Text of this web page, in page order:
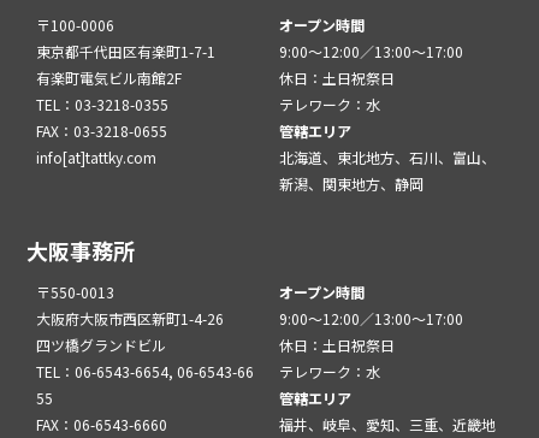
〒100-0006
東京都千代田区有楽町1-7-1
有楽町電気ビル南館2F
TEL：03-3218-0355
FAX：03-3218-0655
info[at]tattky.com
オープン時間
9:00～12:00／13:00～17:00
休日：土日祝祭日
テレワーク：水
管轄エリア
北海道、東北地方、石川、富山、
新潟、関東地方、静岡
大阪事務所
〒550-0013
大阪府大阪市西区新町1-4-26
四ツ橋グランドビル
TEL：06-6543-6654, 06-6543-66
55
FAX：06-6543-6660
オープン時間
9:00～12:00／13:00～17:00
休日：土日祝祭日
テレワーク：水
管轄エリア
福井、岐阜、愛知、三重、近畿地